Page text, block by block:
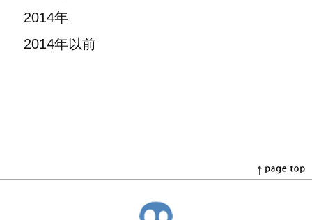
2014年
2014年以前